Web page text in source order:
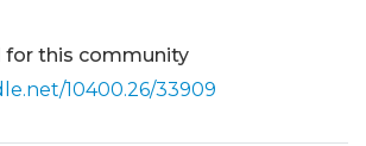
for this community
10400.26/33909